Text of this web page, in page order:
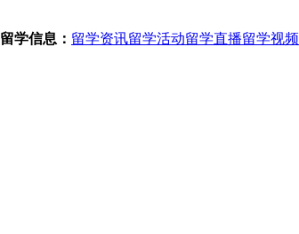
留学信息： 留学资讯留学活动留学直播留学视频